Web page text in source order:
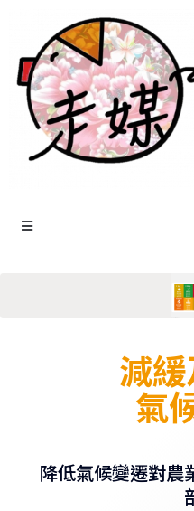
減
氣
降低氣候變遷對農